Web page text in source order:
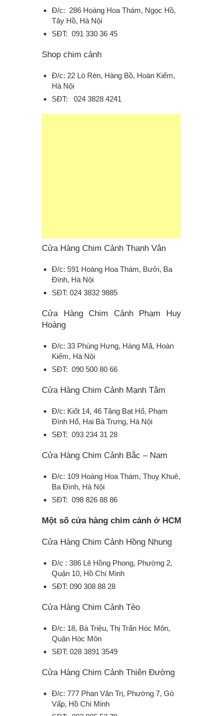
Đ/c: 286 Hoàng Hoa Thám, Ngọc Hồ,
Tây Hồ, Hà Nội
SĐT: 091 330 36 45
Shop chim cảnh
Đ/c: 22 Lò Rèn, Hàng Bồ, Hoàn Kiếm,
Hà Nội
SĐT: 024 3828 4241
Cửa Hàng Chim Cảnh Thanh Vân
Đ/c: 591 Hoàng Hoa Thám, Bưởi, Ba
Đình, Hà Nội
SĐT: 024 3832 9885
Cửa Hàng Chim Cảnh Phạm Huy
Hoàng
Đ/c: 33 Phùng Hưng, Hàng Mã, Hoàn
Kiếm, Hà Nội
SĐT: 090 500 80 66
Cửa Hàng Chim Cảnh Mạnh Tâm
Đ/c: Kiốt 14, 46 Tăng Bạt Hổ, Phạm
Đình Hổ, Hai Bà Trưng, Hà Nội
SĐT: 093 234 31 28
Cửa Hàng Chim Cảnh Bắc – Nam
Đ/c: 109 Hoàng Hoa Thám, Thuỵ Khuê,
Ba Đình, Hà Nội
SĐT: 098 826 88 86
Một số cửa hàng chim cảnh ở HCM
Cửa Hàng Chim Cảnh Hồng Nhung
Đ/c : 386 Lê Hồng Phong, Phường 2,
Quận 10, Hồ Chí Minh
SĐT: 090 308 88 28
Cửa Hàng Chim Cảnh Tèo
Đ/c: 18, Bà Triệu, Thị Trấn Hóc Môn,
Quận Hóc Môn
SĐT: 028 3891 3549
Cửa Hàng Chim Cảnh Thiên Đường
Đ/c: 777 Phan Văn Trị, Phường 7, Gò
Vấp, Hồ Chí Minh